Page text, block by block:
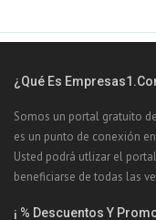
¿Qué Es
Somos un portal gratuito
es un punto de conexión
Usted podrá utlizar el
beneficiarse de todas las
¡ % Descuentos Y